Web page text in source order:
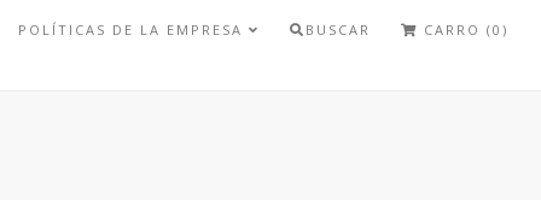
POLÍTICAS DE LA EMPRESA BUSCAR CARRO (0)